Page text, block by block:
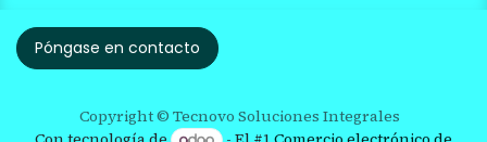
Póngase en contacto
Copyright © Tecnovo Soluciones Integrales